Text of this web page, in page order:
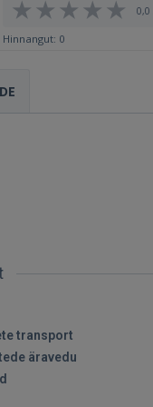
0,0
Hinnangut: 0
transport
äravedu